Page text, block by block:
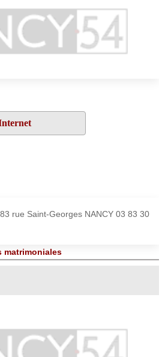
rue Saint-Georges NANCY 03 83 30
matrimoniales